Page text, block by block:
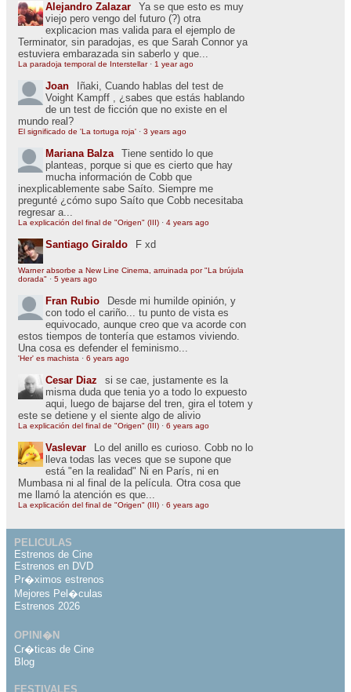
Alejandro Zalazar
Ya se que esto es muy
viejo pero vengo del futuro (?) otra
explicacion mas valida para el ejemplo de
Terminator, sin paradojas, es que Sarah Connor ya
estuviera embarazada sin saberlo y que...
La paradoja temporal de Interstellar· 1 year ago
Joan
Iñaki, Cuando hablas del test de
Voight Kampff , ¿sabes que estás hablando
de un test de ficción que no existe en el
mundo real?
El significado de 'La tortuga roja' · 3 years ago
Mariana Balza
Tiene sentido lo que
planteas, porque si que es cierto que hay
mucha información de Cobb que
inexplicablemente sabe Saíto. Siempre me
pregunté ¿cómo supo Saíto que Cobb necesitaba
regresar a...
La explicación del final de "Origen" (III) · 4 years ago
Santiago Giraldo F xd
Warner absorbe a New Line Cinema, arruinada por "La brújula
dorada" · 5 years ago
Fran Rubio
Desde mi humilde opinión, y
con todo el cariño... tu punto de vista es
equivocado, aunque creo que va acorde con
estos tiempos de tontería que estamos viviendo.
Una cosa es defender el feminismo...
'Her' es machista · 6 years ago
Cesar Diaz
si se cae, justamente es la
misma duda que tenia yo a todo lo expuesto
aqui, luego de bajarse del tren, gira el totem y
este se detiene y el siente algo de alivio
La explicación del final de "Origen" (III) · 6 years ago
Vaslevar
Lo del anillo es curioso. Cobb no lo
lleva todas las veces que se supone que
está "en la realidad" Ni en París, ni en
Mumbasa ni al final de la película. Otra cosa que
me llamó la atención es que...
La explicación del final de "Origen" (III) · 6 years ago
PELICULAS
Estrenos de Cine
Estrenos en DVD
Pr�ximos estrenos
Mejores Pel�culas
Estrenos 2026
OPINI�N
Cr�ticas de Cine
Blog
FESTIVALES